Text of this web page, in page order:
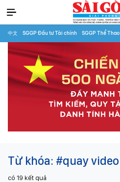
中文 SGGP Đầu tư Tài chính SGGP Thể Thao
Từ khóa: #quay video
có 19 kết quả